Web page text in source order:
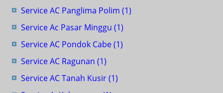
Service AC Panglima Polim (1)
Service Ac Pasar Minggu (1)
Service AC Pondok Cabe(1)
Service AC Ragunan (1)
Service AC Tanah Kusir(1)